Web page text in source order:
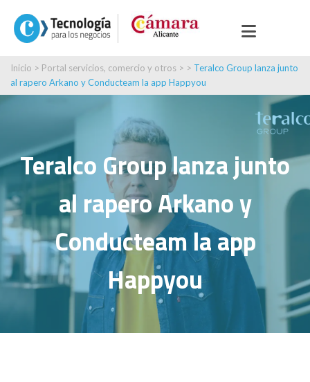
Inicio > Portal servicios, comercio y otros > > Teralco Group lanza junto
al rapero Arkano y Conducteam la app Happyou
Teralco Group lanza junto
al rapero Arkano y
Conducteam la app
Happyou